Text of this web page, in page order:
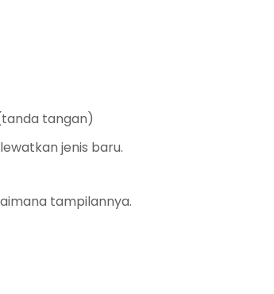
tangan)
jenis baru.
tampilannya.